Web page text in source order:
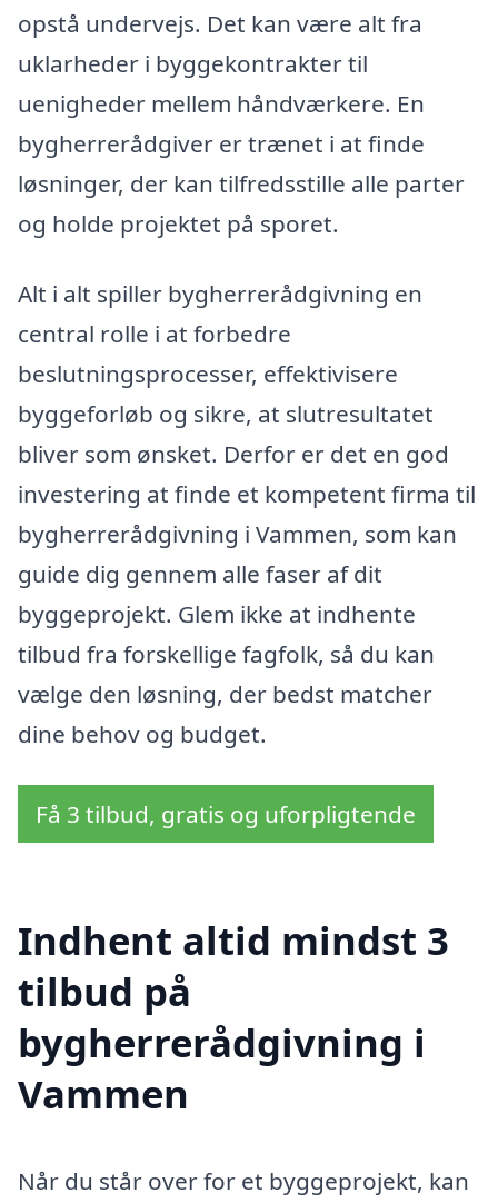
opstå undervejs. Det kan være alt fra
uklarheder i byggekontrakter til
uenigheder mellem håndværkere. En
bygherrerådgiver er trænet i at finde
løsninger, der kan tilfredsstille alle parter
og holde projektet på sporet.
Alt i alt spiller bygherrerådgivning en
central rolle i at forbedre
beslutningsprocesser, effektivisere
byggeforløb og sikre, at slutresultatet
bliver som ønsket. Derfor er det en god
investering at finde et kompetent firma til
bygherrerådgivning i Vammen, som kan
guide dig gennem alle faser af dit
byggeprojekt. Glem ikke at indhente
tilbud fra forskellige fagfolk, så du kan
vælge den løsning, der bedst matcher
dine behov og budget.
Få 3 tilbud, gratis og uforpligtende
Indhent altid mindst 3
tilbud på
bygherrerådgivning i
Vammen
Når du står over for et byggeprojekt, kan